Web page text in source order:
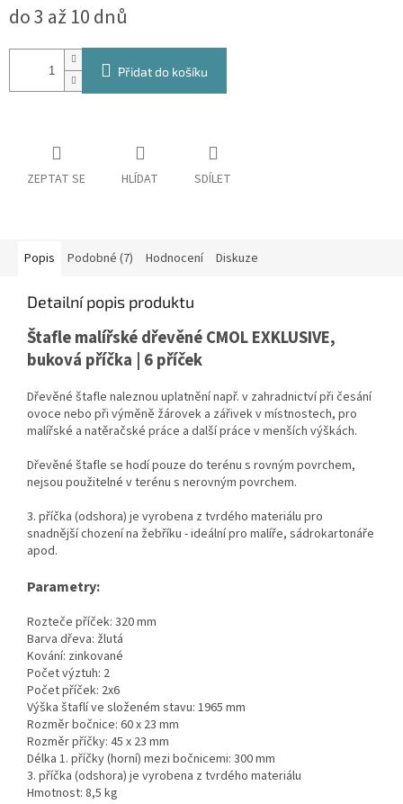
cena:
do 3 až 10 dnů
Přidat do košíku
ZEPTAT SE HLÍDAT SDÍLET
Popis Podobné (7) Hodnocení Diskuze
Detailní popis produktu
Štafle malířské dřevěné CMOL EXKLUSIVE,
buková příčka | 6 příček
Dřevěné štafle naleznou uplatnění např. v zahradnictví při česání
ovoce nebo při výměně žárovek a zářivek v místnostech, pro
malířské a natěračské práce a další práce v menších výškách.
Dřevěné štafle se hodí pouze do terénu s rovným povrchem,
nejsou použitelné v terénu s nerovným povrchem.
3. příčka (odshora) je vyrobena z tvrdého materiálu pro
snadnější chození na žebříku - ideální pro malíře, sádrokartonáře
apod.
Parametry:
Rozteče příček: 320 mm
Barva dřeva: žlutá
Kování: zinkované
Počet výztuh: 2
Počet příček: 2x6
Výška štaflí ve složeném stavu: 1965 mm
Rozměr bočnice: 60 x 23 mm
Rozměr příčky: 45 x 23 mm
Délka 1. příčky (horní) mezi bočnicemi: 300 mm
3. příčka (odshora) je vyrobena z tvrdého materiálu
Hmotnost: 8,5 kg